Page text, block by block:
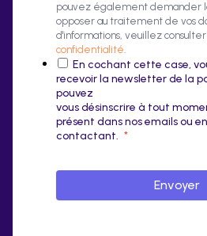
pouvez également demander
opposer au traitement de vos
d'informations, veuillez
confidentialité.
En cochant cette case,
recevoir la newsletter de la
pouvez
vous désinscrire à tout
présent dans nos emails ou
contactant. *